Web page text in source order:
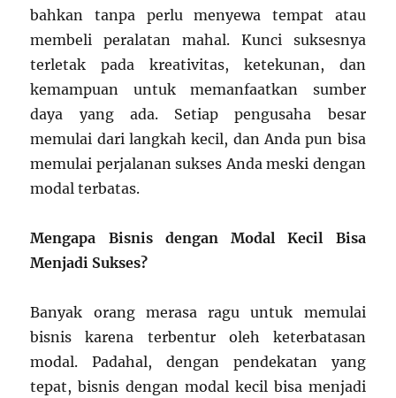
bahkan tanpa perlu menyewa tempat atau
membeli peralatan mahal. Kunci suksesnya
terletak pada kreativitas, ketekunan, dan
kemampuan untuk memanfaatkan sumber
daya yang ada. Setiap pengusaha besar
memulai dari langkah kecil, dan Anda pun bisa
memulai perjalanan sukses Anda meski dengan
modal terbatas.
Mengapa Bisnis dengan Modal Kecil Bisa
Menjadi Sukses?
Banyak orang merasa ragu untuk memulai
bisnis karena terbentur oleh keterbatasan
modal. Padahal, dengan pendekatan yang
tepat, bisnis dengan modal kecil bisa menjadi